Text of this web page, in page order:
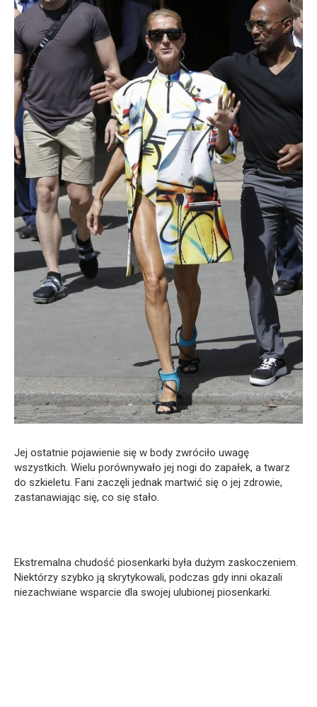
Jej ostatnie pojawienie się w body zwróciło uwagę
wszystkich. Wielu porównywało jej nogi do zapałek, a twarz
do szkieletu. Fani zaczęli jednak martwić się o jej zdrowie,
zastanawiając się, co się stało.
Ekstremalna chudość piosenkarki była dużym zaskoczeniem.
Niektórzy szybko ją skrytykowali, podczas gdy inni okazali
niezachwiane wsparcie dla swojej ulubionej piosenkarki.